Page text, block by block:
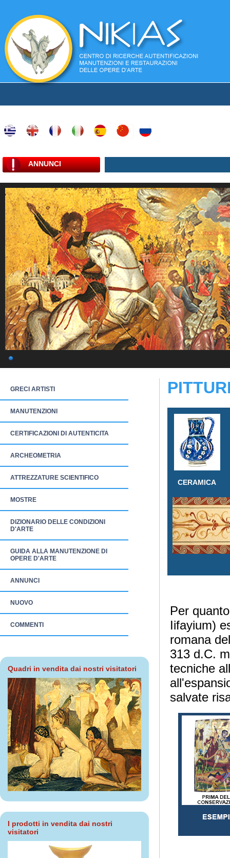
ANNUNCI
GRECI ARTISTI
MANUTENZIONI
CERTIFICAZIONI DI AUTENTICITA
ARCHEOMETRIA
ATTREZZATURE SCIENTIFICO
MOSTRE
DIZIONARIO DELLE CONDIZIONI
D'ARTE
GUIDA ALLA MANUTENZIONE DI
OPERE D'ARTE
ANNUNCI
NUOVO
COMMENTI
Quadri in vendita dai nostri visitatori
I prodotti in vendita dai nostri
visitatori
CERAMICA
Per
Iifayium)
romana
313 d.C.
tecniche
salvate